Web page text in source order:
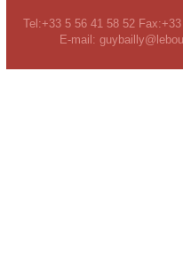
Tel:+33 5 56 41 58 52
E-mail: